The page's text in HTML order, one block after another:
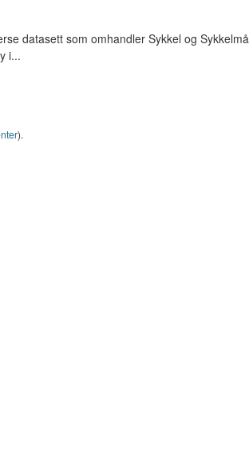
datasett som omhandler Sykkel og
i...
).